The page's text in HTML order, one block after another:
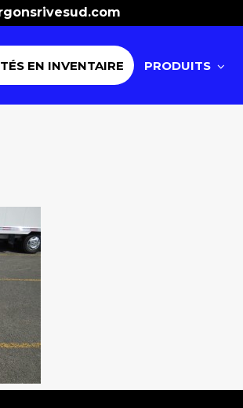
EN INVENTAIRE PRODUITS